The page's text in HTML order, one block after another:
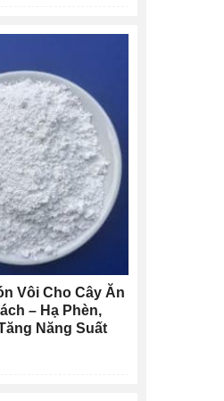
Vôi Cho Cây Ăn
– Hạ Phèn,
Năng Suất